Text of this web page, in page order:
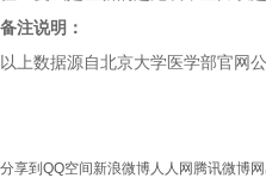
备注说明：
以上数据源自北京大学医学部官网
分享到 QQ空间 新浪微博人人网 腾讯微博